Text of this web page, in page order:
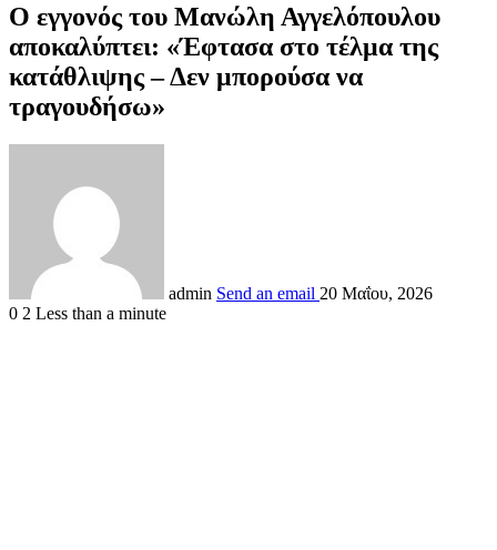
Ο εγγονός του Μανώλη Αγγελόπουλου
αποκαλύπτει: «Έφτασα στο τέλμα της
κατάθλιψης – Δεν μπορούσα να
τραγουδήσω»
admin Send an email 20 Μαΐου, 2026
0 2 Less than a minute